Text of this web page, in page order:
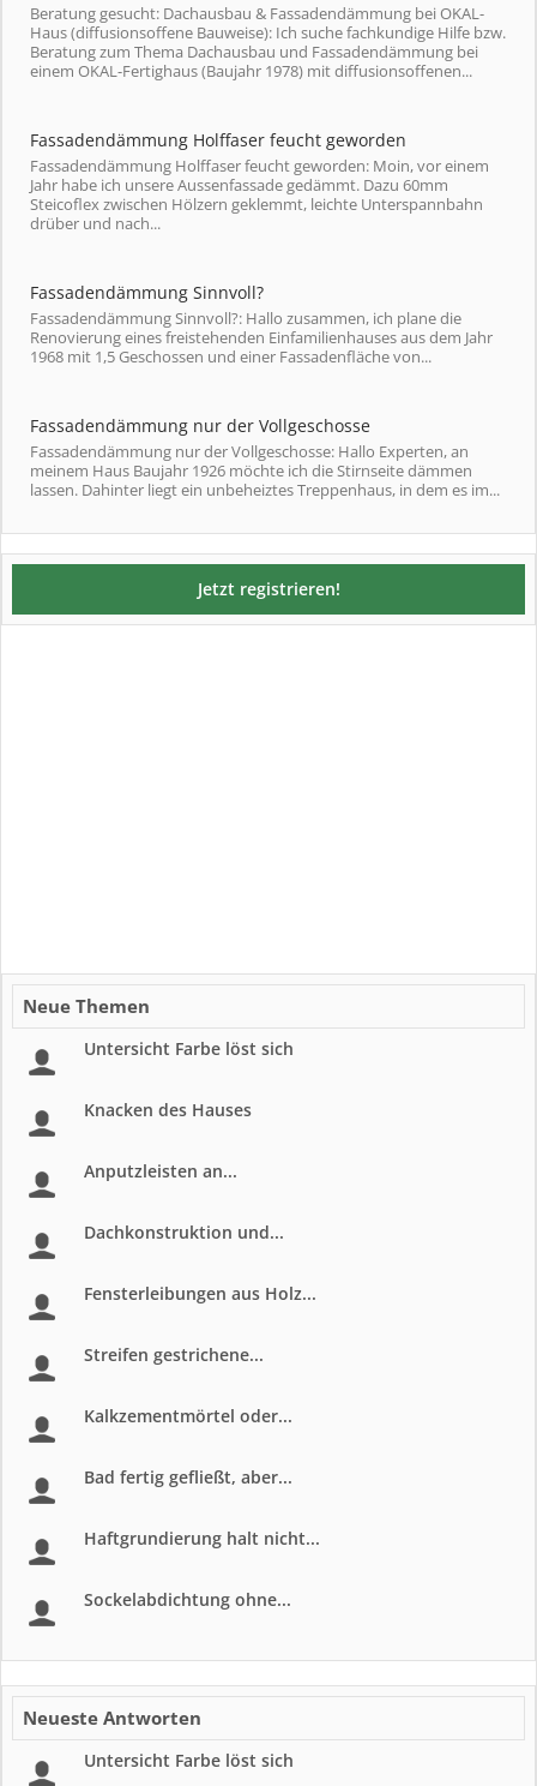
Beratung gesucht: Dachausbau & Fassadendämmung bei OKAL-
Haus (diffusionsoffene Bauweise): Ich suche fachkundige Hilfe bzw.
Beratung zum Thema Dachausbau und Fassadendämmung bei
einem OKAL-Fertighaus (Baujahr 1978) mit diffusionsoffenen...
Fassadendämmung Holffaser feucht geworden
Fassadendämmung Holffaser feucht geworden: Moin, vor einem
Jahr habe ich unsere Aussenfassade gedämmt. Dazu 60mm
Steicoflex zwischen Hölzern geklemmt, leichte Unterspannbahn
drüber und nach...
Fassadendämmung Sinnvoll?
Fassadendämmung Sinnvoll?: Hallo zusammen, ich plane die
Renovierung eines freistehenden Einfamilienhauses aus dem Jahr
1968 mit 1,5 Geschossen und einer Fassadenfläche von...
Fassadendämmung nur der Vollgeschosse
Fassadendämmung nur der Vollgeschosse: Hallo Experten, an
meinem Haus Baujahr 1926 möchte ich die Stirnseite dämmen
lassen. Dahinter liegt ein unbeheiztes Treppenhaus, in dem es im...
Jetzt registrieren!
Neue Themen
Untersicht Farbe löst sich
Knacken des Hauses
Anputzleisten an...
Dachkonstruktion und...
Fensterleibungen aus Holz...
Streifen gestrichene...
Kalkzementmörtel oder...
Bad fertig gefließt, aber...
Haftgrundierung halt nicht...
Sockelabdichtung ohne...
Neueste Antworten
Untersicht Farbe löst sich